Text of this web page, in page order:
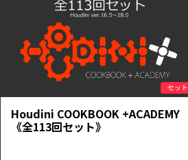
セット
Houdini COOKBOOK +ACADEMY
《全113回セット》